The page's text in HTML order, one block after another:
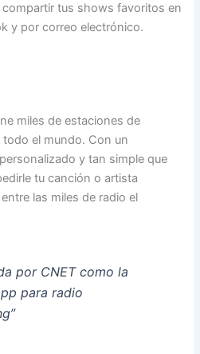
tus shows favoritos en
y por correo electrónico.
miles de estaciones de
todo el mundo. Con un
y tan simple que
tu canción o artista
las miles de radio el
por CNET como la
para radio